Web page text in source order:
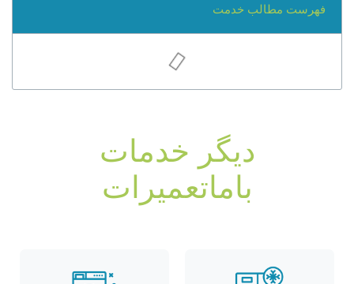
فهرست مطالب خدمت
دیگر خدمات
باماتعمیرات